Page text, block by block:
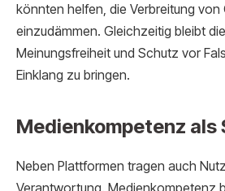
könnten helfen, die Verbreitung von
einzudämmen. Gleichzeitig bleibt
Meinungsfreiheit und Schutz vor
Einklang zu bringen.
Medienkompetenz als
Neben Plattformen tragen auch